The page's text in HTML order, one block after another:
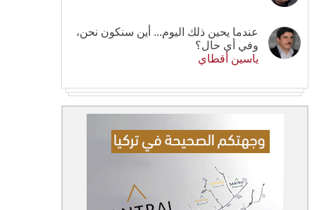
عندما يحين ذلك اليوم... أين سنكون نحن،
وفي أي حال؟
ياسين أقطاي